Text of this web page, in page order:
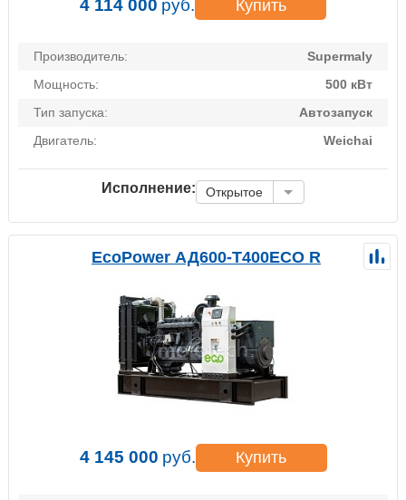
4 114 000 руб. Купить
Производитель:
Supermaly
Мощность:
500 кВт
Тип запуска:
Автозапуск
Двигатель:
Weichai
Исполнение: Открытое
EcoPower АД600-T400ECO R
4 145 000 руб. Купить